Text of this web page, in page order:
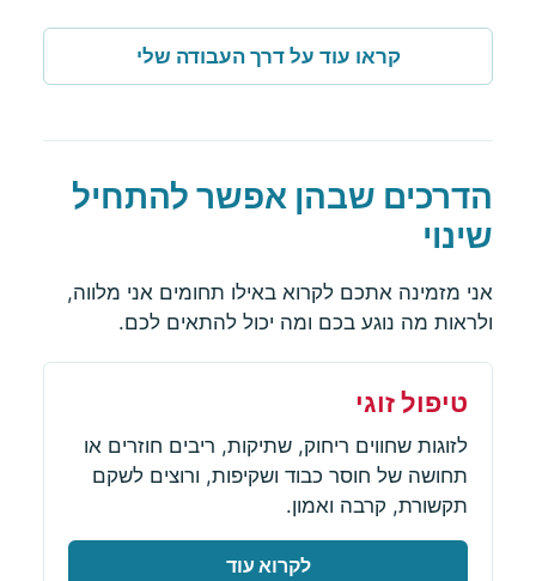
קראו עוד על דרך העבודה שלי
הדרכים שבהן אפשר להתחיל
שינוי
אני מזמינה אתכם לקרוא באילו תחומים אני מלווה,
ולראות מה נוגע בכם ומה יכול להתאים לכם.
טיפול זוגי
לזוגות שחווים ריחוק, שתיקות, ריבים חוזרים או
תחושה של חוסר כבוד ושקיפות, ורוצים לשקם
תקשורת, קרבה ואמון.
לקרוא עוד